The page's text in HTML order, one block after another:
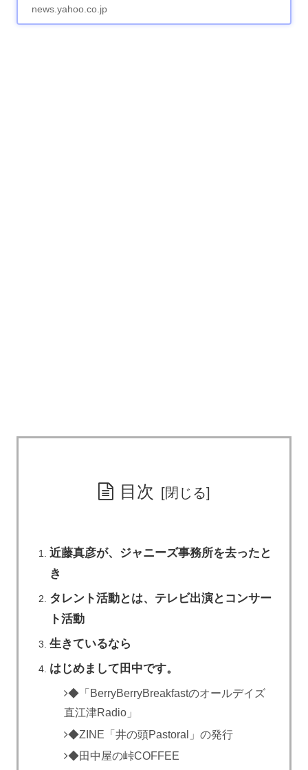
news.yahoo.co.jp
目次
近藤真彦が、ジャニーズ事務所を去ったと
き
タレント活動とは、テレビ出演とコンサー
ト活動
生きているなら
はじめまして田中です。
◆「BerryBerryBreakfastのオールデイズ
直江津Radio」
◆ZINE「井の頭Pastoral」の発行
◆田中屋の峠COFFEE